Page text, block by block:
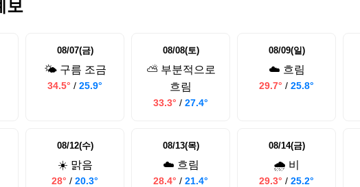
보
08/07(금)
🌤️ 구름 조금
34.5° / 25.9°
08/08(토)
⛅ 부분적으로
흐림
33.3° / 27.4°
08/09(일)
☁️ 흐림
29.7° / 25.8°
08/12(수)
☀️ 맑음
28° / 20.3°
08/13(목)
☁️ 흐림
28.4° / 21.4°
08/14(금)
🌧️ 비
29.3° / 25.2°